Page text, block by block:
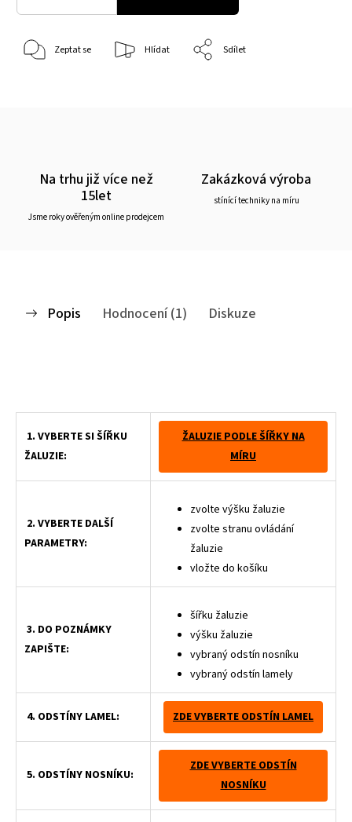
Zeptat se Hlídat Sdílet
Na trhu již více než
15let
Jsme roky ověřeným online prodejcem
Zakázková výroba
stínící techniky na míru
Popis Hodnocení (1) Diskuze
1. VYBERTE SI ŠÍŘKU
ŽALUZIE:
ŽALUZIE PODLE ŠÍŘKY NA
MÍRU
2. VYBERTE DALŠÍ
PARAMETRY:
zvolte výšku žaluzie
zvolte stranu ovládání
žaluzie
vložte do košíku
3. DO POZNÁMKY
ZAPIŠTE:
šířku žaluzie
výšku žaluzie
vybraný odstín nosníku
vybraný odstín lamely
4. ODSTÍNY LAMEL: ZDE VYBERTE ODSTÍN LAMEL
5. ODSTÍNY NOSNÍKU:
ZDE VYBERTE ODSTÍN
NOSNÍKU